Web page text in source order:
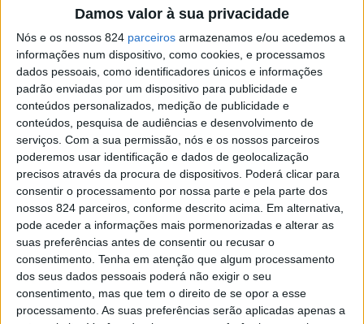
Damos valor à sua privacidade
Nós e os nossos 824 parceiros armazenamos e/ou acedemos a
informações num dispositivo, como cookies, e processamos
dados pessoais, como identificadores únicos e informações
padrão enviadas por um dispositivo para publicidade e
conteúdos personalizados, medição de publicidade e
conteúdos, pesquisa de audiências e desenvolvimento de
serviços. Com a sua permissão, nós e os nossos parceiros
poderemos usar identificação e dados de geolocalização
precisos através da procura de dispositivos. Poderá clicar para
consentir o processamento por nossa parte e pela parte dos
nossos 824 parceiros, conforme descrito acima. Em alternativa,
pode aceder a informações mais pormenorizadas e alterar as
suas preferências antes de consentir ou recusar o
consentimento. Tenha em atenção que algum processamento
dos seus dados pessoais poderá não exigir o seu
consentimento, mas que tem o direito de se opor a esse
processamento. As suas preferências serão aplicadas apenas a
posso dizer que foste o meu ”por acaso”
preferido. Sinto que não te conheço mas ao
mesmo tempo sinto como se sempre tivesses
sido parte de mim.
Às vezes preocupo-me contigo mais que
comigo. Diz-me, já te disseram que tens os
olhos mais lindos do mundo? Adoro quando te
vejo, o tempo deixa de ser tempo e apenas tu
importas. Já te disseram que dás os melhores
abraços do mundo? Por vezes gostava que tudo
fosse mais fácil, mais simples. Gostava de te
poder tirar toda a dor que tens dentro de ti
para apenas caber felicidade.